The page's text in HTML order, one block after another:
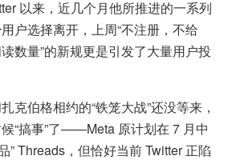
以来，近几个月他所推进的一系列
户选择离开，上周“不注册，不给
数量”的新规更是引发了大量用户投
克伯格相约的“铁笼大战”还没等来，
“搞事”了——Meta 原计划在 7 月中
” Threads，但恰好当前 Twitter 正陷